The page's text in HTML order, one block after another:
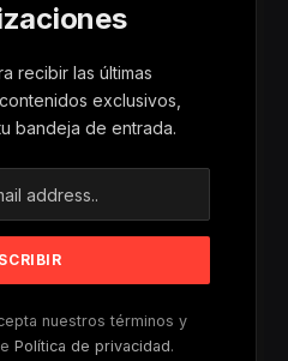
recibir las últimas
exclusivos,
bandeja de entrada.
nuestros términos y
Política de privacidad.